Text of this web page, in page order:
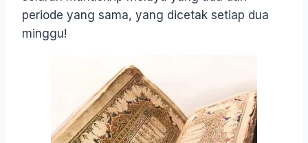
periode yang sama, yang dicetak setiap dua
minggu!